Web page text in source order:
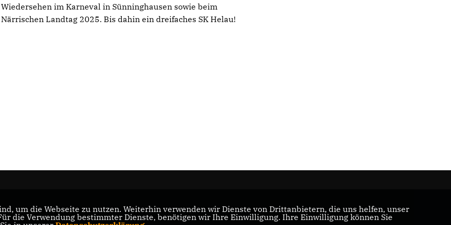
Wiedersehen im Karneval in Sünninghausen sowie beim
Närrischen Landtag 2025. Bis dahin ein dreifaches SK Helau!
um die Webseite zu nutzen. Weiterhin verwenden wir Dienste von Drittanbietern, die uns helfen, unser
die Verwendung bestimmter Dienste, benötigen wir Ihre Einwilligung. Ihre Einwilligung können Sie